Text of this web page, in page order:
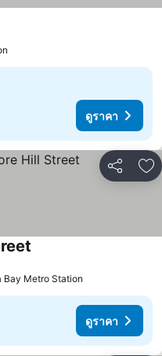
ดูราคา
แชร์ เ
Bay Metro Station
ดูราคา